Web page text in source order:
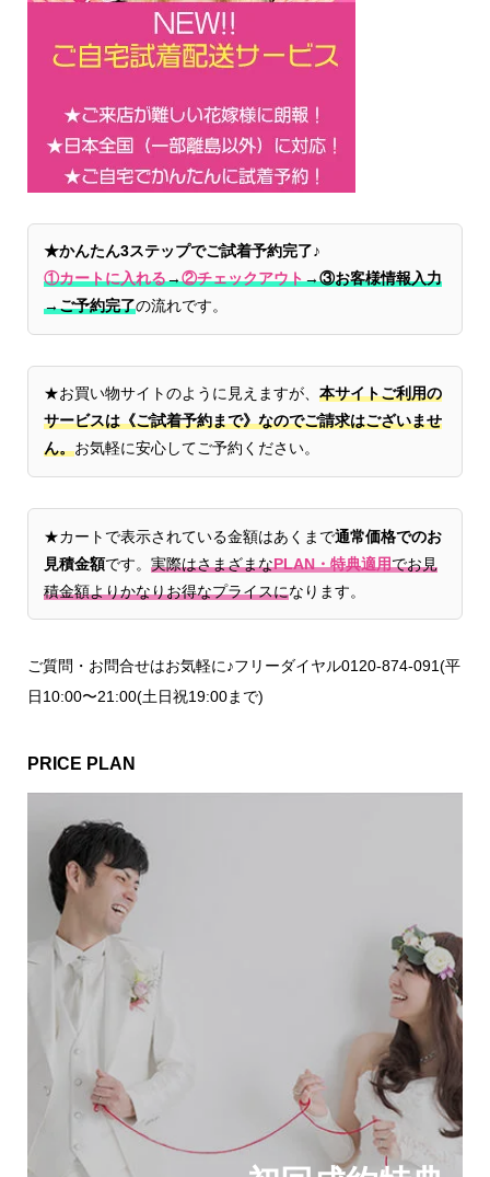
★かんたん3ステップでご試着予約完了♪
①カートに入れる→②チェックアウト→③お客様情報入力
→ご予約完了の流れです。
★お買い物サイトのように見えますが、 本サイトご利用の
サービスは《ご試着予約まで》なのでご請求はございませ
ん。お気軽に安心してご予約ください。
★カートで表示されている金額はあくまで通常価格でのお
見積金額です。 実際はさまざまなPLAN・特典適用でお見
積金額よりかなりお得なプライスになります。
ご質問・お問合せはお気軽に♪フリーダイヤル0120-874-091(平
日10:00〜21:00(土日祝19:00まで)
PRICE PLAN